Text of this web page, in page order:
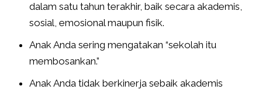
dalam satu tahun terakhir, baik secara akademis,
sosial, emosional maupun fisik.
Anak Anda sering mengatakan “sekolah itu
membosankan.”
Anak Anda tidak berkinerja sebaik akademis